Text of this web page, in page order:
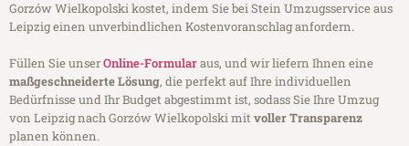
Gorzów Wielkopolski kostet, indem Sie bei Stein Umzugsservice aus
Leipzig einen unverbindlichen Kostenvoranschlag anfordern.
Füllen Sie unserOnline-Formularaus, und wir liefern Ihnen eine
maßgeschneiderte Lösung, die perfekt auf Ihre individuellen
Bedürfnisse und Ihr Budget abgestimmt ist, sodass Sie Ihre Umzug
von Leipzig nach Gorzów Wielkopolski mitvoller Transparenz
planen können.